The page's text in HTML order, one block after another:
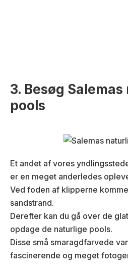
3. Besøg
pools
Et andet af vores
er en meget anderledes
Ved foden af klipperne
sandstrand.
Derefter kan du gå over de
opdage de naturlige pools.
Disse små smaragdfarvede
fascinerende og meget